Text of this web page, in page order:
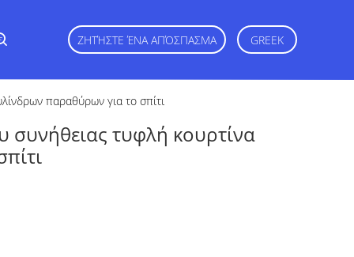
ΖΗΤΉΣΤΕ ΈΝΑ ΑΠΌΣΠΑΣΜΑ GREEK
παραθύρων για το σπίτι
συνήθειας τυφλή κουρτίνα